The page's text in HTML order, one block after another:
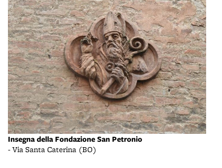
Insegna della Fondazione San Petronio
- Via Santa Caterina (BO)